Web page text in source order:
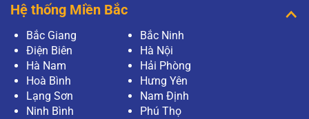
Hệ thống Miền Bắc
Bắc Giang
Bắc Ninh
Điện Biên
Hà Nội
Hà Nam
Hải Phòng
Hoà Bình
Hưng Yên
Lạng Sơn
Nam Định
Ninh Bình
Phú Thọ